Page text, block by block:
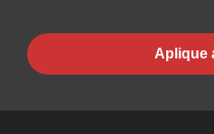
Aplique